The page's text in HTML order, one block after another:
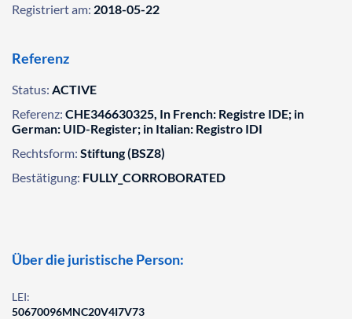
Registriert am: 2018-05-22
Referenz
Status: ACTIVE
Referenz: CHE346630325, In French: Registre IDE; in
German: UID-Register; in Italian: Registro IDI
Rechtsform: Stiftung (BSZ8)
Bestätigung: FULLY_CORROBORATED
Über die juristische Person:
LEI:
50670096MNC20V4I7V73